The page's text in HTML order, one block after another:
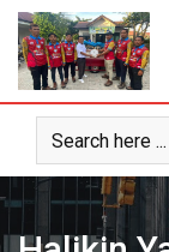
Skip
content